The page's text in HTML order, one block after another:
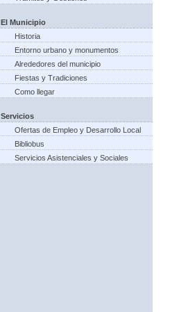
El Municipio
Historia
Entorno urbano y monumentos
Alrededores del municipio
Fiestas y Tradiciones
Como llegar
Servicios
Ofertas de Empleo y Desarrollo Local
Bibliobus
Servicios Asistenciales y Sociales